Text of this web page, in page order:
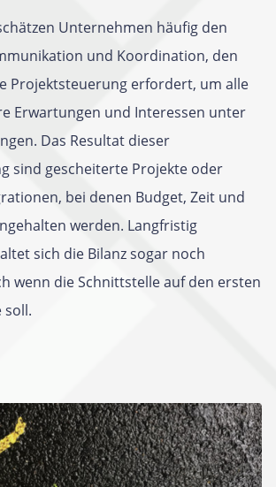
Unternehmen häufig den
und Koordination, den
Projektsteuerung erfordert, um alle
Erwartungen und Interessen unter
Das Resultat dieser
sind gescheiterte Projekte oder
bei denen Budget, Zeit und
werden. Langfristig
sich die Bilanz sogar noch
wenn die Schnittstelle auf den ersten
soll.